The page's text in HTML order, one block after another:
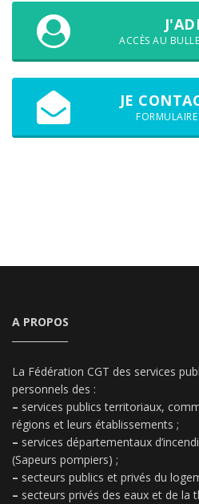
ACCÈS AU
JE
A PROPOS
La Fédération CGT des services
personnels des :
– services publics territoriaux,
régions et leurs établissements ;
– services départementaux
(Sapeurs pompiers) ;
– secteurs publics et privés du
– secteurs privés des eaux et de la